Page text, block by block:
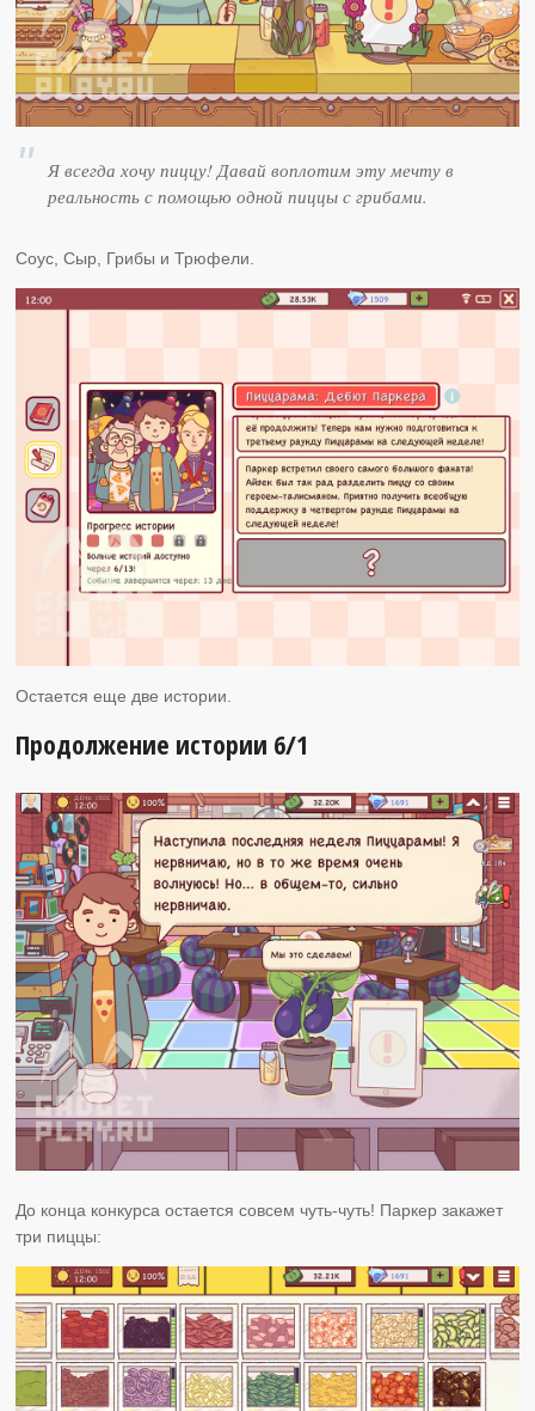
Я всегда хочу пиццу! Давай воплотим эту мечту в
реальность с помощью одной пиццы с грибами.
Соус, Сыр, Грибы и Трюфели.
Остается еще две истории.
Продолжение истории 6/1
До конца конкурса остается совсем чуть-чуть! Паркер закажет
три пиццы: